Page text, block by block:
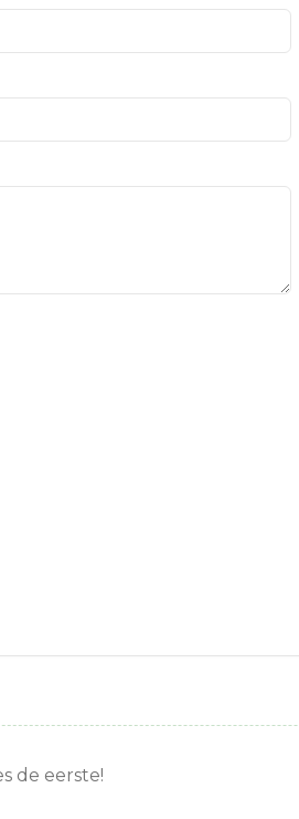
de eerste!